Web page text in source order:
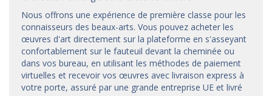
Nous offrons une expérience de première classe pour les
connaisseurs des beaux-arts. Vous pouvez acheter les
œuvres d'art directement sur la plateforme en s'asseyant
confortablement sur le fauteuil devant la cheminée ou
dans vos bureau, en utilisant les méthodes de paiement
virtuelles et recevoir vos œuvres avec livraison express à
votre porte, assuré par une grande entreprise UE et livré